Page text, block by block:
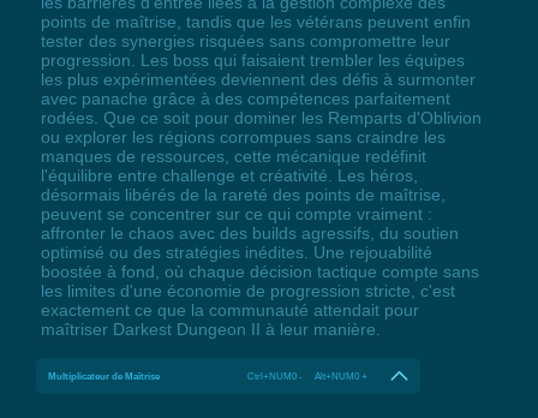
points de maîtrise, tandis que les vétérans peuvent enfin
tester des synergies risquées sans compromettre leur
progression. Les boss qui faisaient trembler les équipes
les plus expérimentées deviennent des défis à surmonter
avec panache grâce à des compétences parfaitement
rodées. Que ce soit pour dominer les Remparts d'Oblivion
ou explorer les régions corrompues sans craindre les
manques de ressources, cette mécanique redéfinit
l'équilibre entre challenge et créativité. Les héros,
désormais libérés de la rareté des points de maîtrise,
peuvent se concentrer sur ce qui compte vraiment :
affronter le chaos avec des builds agressifs, du soutien
optimisé ou des stratégies inédites. Une rejouabilité
boostée à fond, où chaque décision tactique compte sans
les limites d'une économie de progression stricte, c'est
exactement ce que la communauté attendait pour
maîtriser Darkest Dungeon II à leur manière.
Multiplicateur de Maîtrise Ctrl+NUM0 - Alt+NUM0 +